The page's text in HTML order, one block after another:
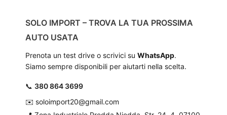
SOLO IMPORT – TROVA LA TUA PROSSIMA
AUTO USATA
Prenota un test drive o scrivici su WhatsApp.
Siamo sempre disponibili per aiutarti nella scelta.
📞 380 864 3699
✉️ soloimport20@gmail.com